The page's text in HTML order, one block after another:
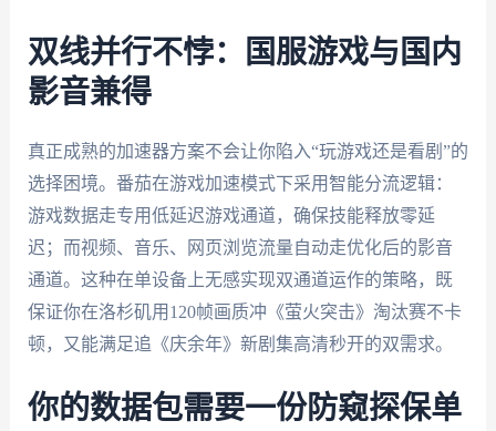
双线并行不悖：国服游戏与国内
影音兼得
真正成熟的加速器方案不会让你陷入“玩游戏还是看剧”的
选择困境。番茄在游戏加速模式下采用智能分流逻辑：
游戏数据走专用低延迟游戏通道，确保技能释放零延
迟；而视频、音乐、网页浏览流量自动走优化后的影音
通道。这种在单设备上无感实现双通道运作的策略，既
保证你在洛杉矶用120帧画质冲《萤火突击》淘汰赛不卡
顿，又能满足追《庆余年》新剧集高清秒开的双需求。
你的数据包需要一份防窥探保单